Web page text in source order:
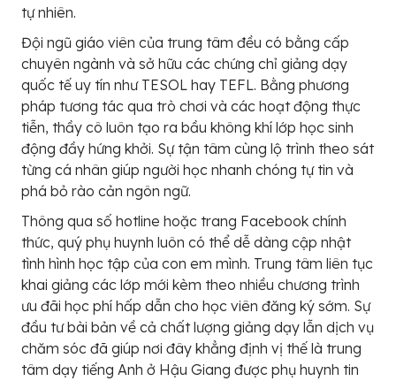
tự nhiên.
Đội ngũ giáo viên của trung tâm đều có bằng cấp
chuyên ngành và sở hữu các chứng chỉ giảng dạy
quốc tế uy tín như TESOL hay TEFL. Bằng phương
pháp tương tác qua trò chơi và các hoạt động thực
tiễn, thầy cô luôn tạo ra bầu không khí lớp học sinh
động đầy hứng khởi. Sự tận tâm cùng lộ trình theo sát
từng cá nhân giúp người học nhanh chóng tự tin và
phá bỏ rào cản ngôn ngữ.
Thông qua số hotline hoặc trang Facebook chính
thức, quý phụ huynh luôn có thể dễ dàng cập nhật
tình hình học tập của con em mình. Trung tâm liên tục
khai giảng các lớp mới kèm theo nhiều chương trình
ưu đãi học phí hấp dẫn cho học viên đăng ký sớm. Sự
đầu tư bài bản về cả chất lượng giảng dạy lẫn dịch vụ
chăm sóc đã giúp nơi đây khẳng định vị thế là trung
tâm dạy tiếng Anh ở Hậu Giang được phụ huynh tin